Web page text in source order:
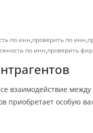
по инн,проверить по инн,
по инн,проверить
взаимодействие
приобретает особую